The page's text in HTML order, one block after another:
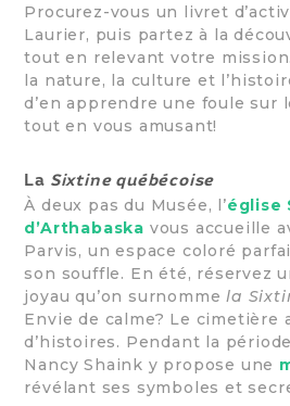
Procurez-vous un livret
Laurier, puis partez à la
tout en relevant votre
la nature, la culture et
d’en apprendre une foule sur
tout en vous amusant!
La Sixtine québécoise
À deux pas du Musée, l’église
d’Arthabaska vous accueille
Parvis, un espace coloré
son souffle. En été, réservez
joyau qu’on surnommela
Envie de calme? Le cimetière
d’histoires. Pendant la
Nancy Shaink y propose une
révélant ses symboles et